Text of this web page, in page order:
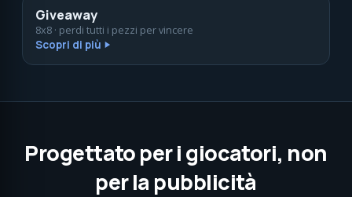
Giveaway
8x8 · perdi tutti i pezzi per vincere
Scopri di più
Progettato per i giocatori, non
per la pubblicità